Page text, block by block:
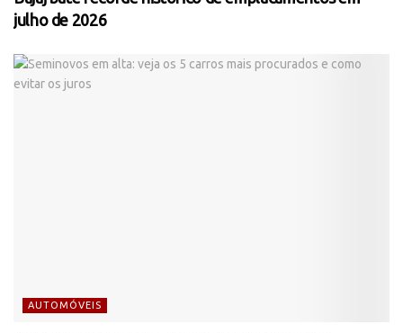
julho de 2026
AUTOMÓVEIS